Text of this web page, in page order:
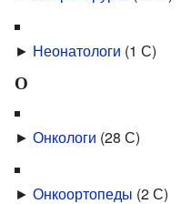
► Неонатологи (1 С)
О
► Онкологи (28 С)
► Онкоортопеды (2 С)